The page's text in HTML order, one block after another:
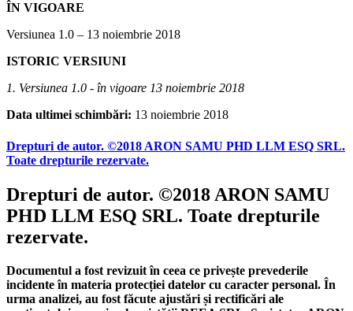
ÎN VIGOARE
Versiunea 1.0 – 13 noiembrie 2018
ISTORIC VERSIUNI
1. Versiunea 1.0 - în vigoare 13 noiembrie 2018
Data ultimei schimbări: 13 noiembrie 2018
Drepturi de autor. ©2018 ARON SAMU PHD LLM ESQ SRL.
Toate drepturile rezervate.
Drepturi de autor. ©2018 ARON SAMU
PHD LLM ESQ SRL. Toate drepturile
rezervate.
Documentul a fost revizuit în ceea ce privește prevederile
incidente în materia protecției datelor cu caracter personal. În
urma analizei, au fost făcute ajustări și rectificări ale